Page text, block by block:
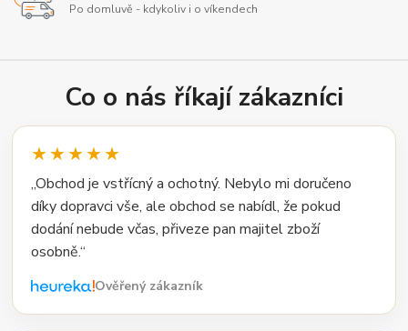
Po domluvě - kdykoliv i o víkendech
Co o nás říkají zákazníci
★★★★★
„Obchod je vstřícný a ochotný. Nebylo mi doručeno
díky dopravci vše, ale obchod se nabídl, že pokud
dodání nebude včas, přiveze pan majitel zboží
osobně.“
Ověřený zákazník